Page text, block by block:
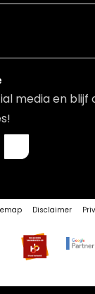
media en
Disclaimer